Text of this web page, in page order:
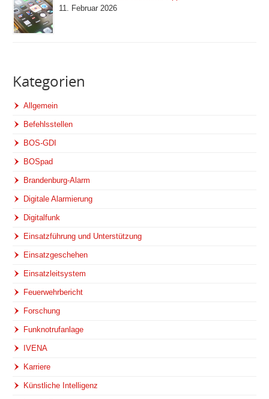
11. Februar 2026
Kategorien
Allgemein
Befehlsstellen
BOS-GDI
BOSpad
Brandenburg-Alarm
Digitale Alarmierung
Digitalfunk
Einsatzführung und Unterstützung
Einsatzgeschehen
Einsatzleitsystem
Feuerwehrbericht
Forschung
Funknotrufanlage
IVENA
Karriere
Künstliche Intelligenz